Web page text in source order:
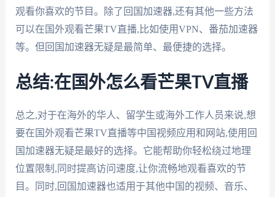
观看你喜欢的节目。除了回国加速器,还有其他一些方法
可以在国外观看芒果TV直播,比如使用VPN、番茄加速器
等。但回国加速器无疑是最简单、最便捷的选择。
总结:在国外怎么看芒果TV直播
总之,对于在海外的华人、留学生或海外工作人员来说,想
要在国外观看芒果TV直播等中国视频应用和网站,使用回
国加速器无疑是最好的选择。它能帮助你轻松绕过地理
位置限制,同时提高访问速度,让你流畅地观看喜欢的节
目。同时,回国加速器也适用于其他中国的视频、音乐、